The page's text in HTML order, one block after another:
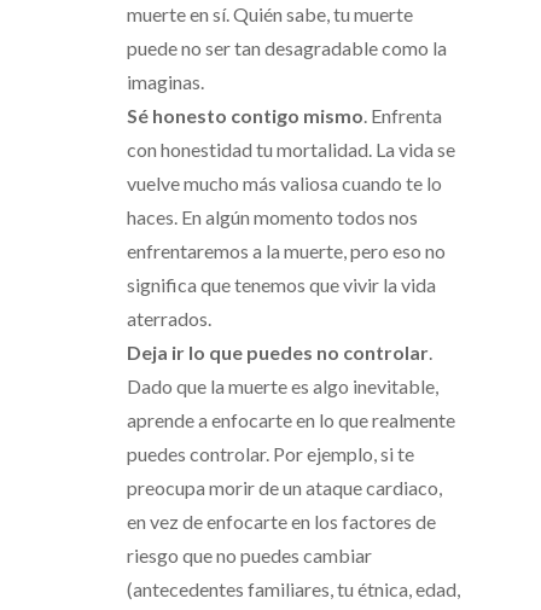
muerte en sí. Quién sabe, tu muerte
puede no ser tan desagradable como la
imaginas.
Sé honesto contigo mismo. Enfrenta
con honestidad tu mortalidad. La vida se
vuelve mucho más valiosa cuando te lo
haces. En algún momento todos nos
enfrentaremos a la muerte, pero eso no
significa que tenemos que vivir la vida
aterrados.
Deja ir lo que puedes no controlar.
Dado que la muerte es algo inevitable,
aprende a enfocarte en lo que realmente
puedes controlar. Por ejemplo, si te
preocupa morir de un ataque cardiaco,
en vez de enfocarte en los factores de
riesgo que no puedes cambiar
(antecedentes familiares, tu étnica, edad,